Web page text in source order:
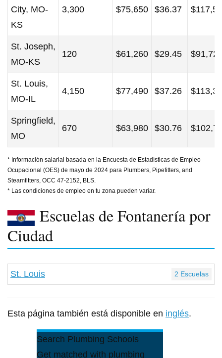
Search Plumbing Schools
Get matched with plumbing
City, MO-
KS
3,300 $75,650 $36.37
St. Joseph,
MO-KS
120 $61,260 $29.45
St. Louis,
MO-IL
4,150 $77,490 $37.26
Springfield,
MO
670 $63,980 $30.76
* Información salarial basada en la Encuesta de Estadísticas de Empleo
Ocupacional (OES) de mayo de 2024 para Plumbers, Pipefitters, and
Steamfitters, OCC 47-2152, BLS.
* Las condiciones de empleo en tu zona pueden variar.
Escuelas de Fontanería por
Ciudad
St. Louis 2 Escuelas
Esta página también está disponible en inglés.